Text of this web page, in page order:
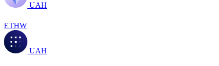
UAH
ETHW
UAH